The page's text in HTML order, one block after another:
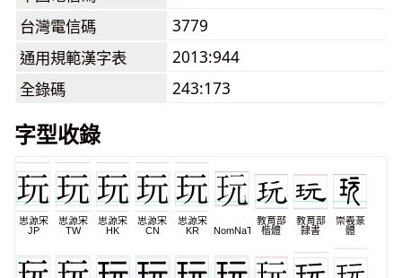
台灣電信碼
3779
通用規範漢字表
2013:944
全錄碼
243:173
字型收錄
思源宋
JP
思源宋
TW
思源宋
HK
思源宋
CN
思源宋
KR
NomNaTong
教育部
楷體
教育部
隸書
崇羲篆
體